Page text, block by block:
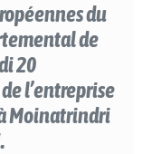
du
de
20
l’entreprise
Moinatrindri